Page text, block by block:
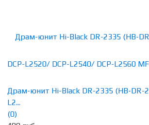
Драм-юнит Hi-Black DR-2335 (HB-DR-
L2...
(0)